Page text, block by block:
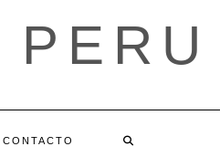
CONTACTO